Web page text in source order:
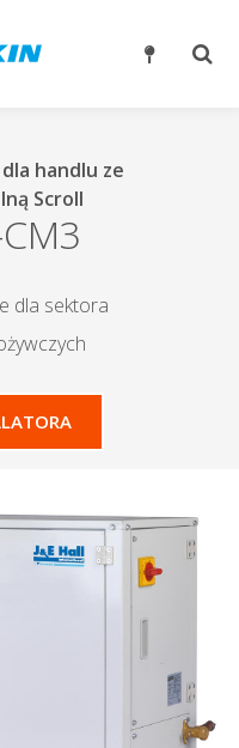
handlu ze
Scroll
dla sektora